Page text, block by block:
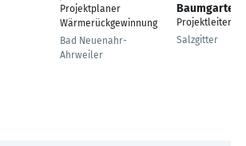
Projektplaner
Wärmerückgewinnung
Bad Neuenahr-
Ahrweiler
Baumgarten
Projektleiter TGA
Salzgitter